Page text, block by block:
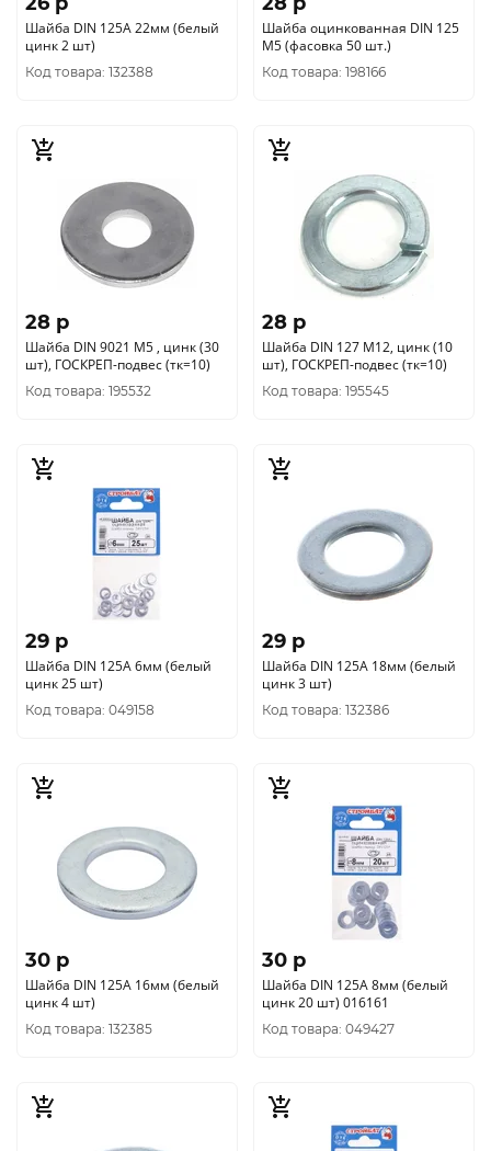
Шайба DIN 125A 22мм (белый
цинк 2 шт)
Код товара: 132388
Шайба оцинкованная DIN 125
М5 (фасовка 50 шт.)
Код товара: 198166
28 p
Шайба DIN 9021 М5 , цинк (30
шт), ГОСКРЕП-подвес (тк=10)
Код товара: 195532
28 p
Шайба DIN 127 М12, цинк (10
шт), ГОСКРЕП-подвес (тк=10)
Код товара: 195545
29 p
Шайба DIN 125A 6мм (белый
цинк 25 шт)
Код товара: 049158
29 p
Шайба DIN 125A 18мм (белый
цинк 3 шт)
Код товара: 132386
30 p
Шайба DIN 125A 16мм (белый
цинк 4 шт)
Код товара: 132385
30 p
Шайба DIN 125A 8мм (белый
цинк 20 шт) 016161
Код товара: 049427